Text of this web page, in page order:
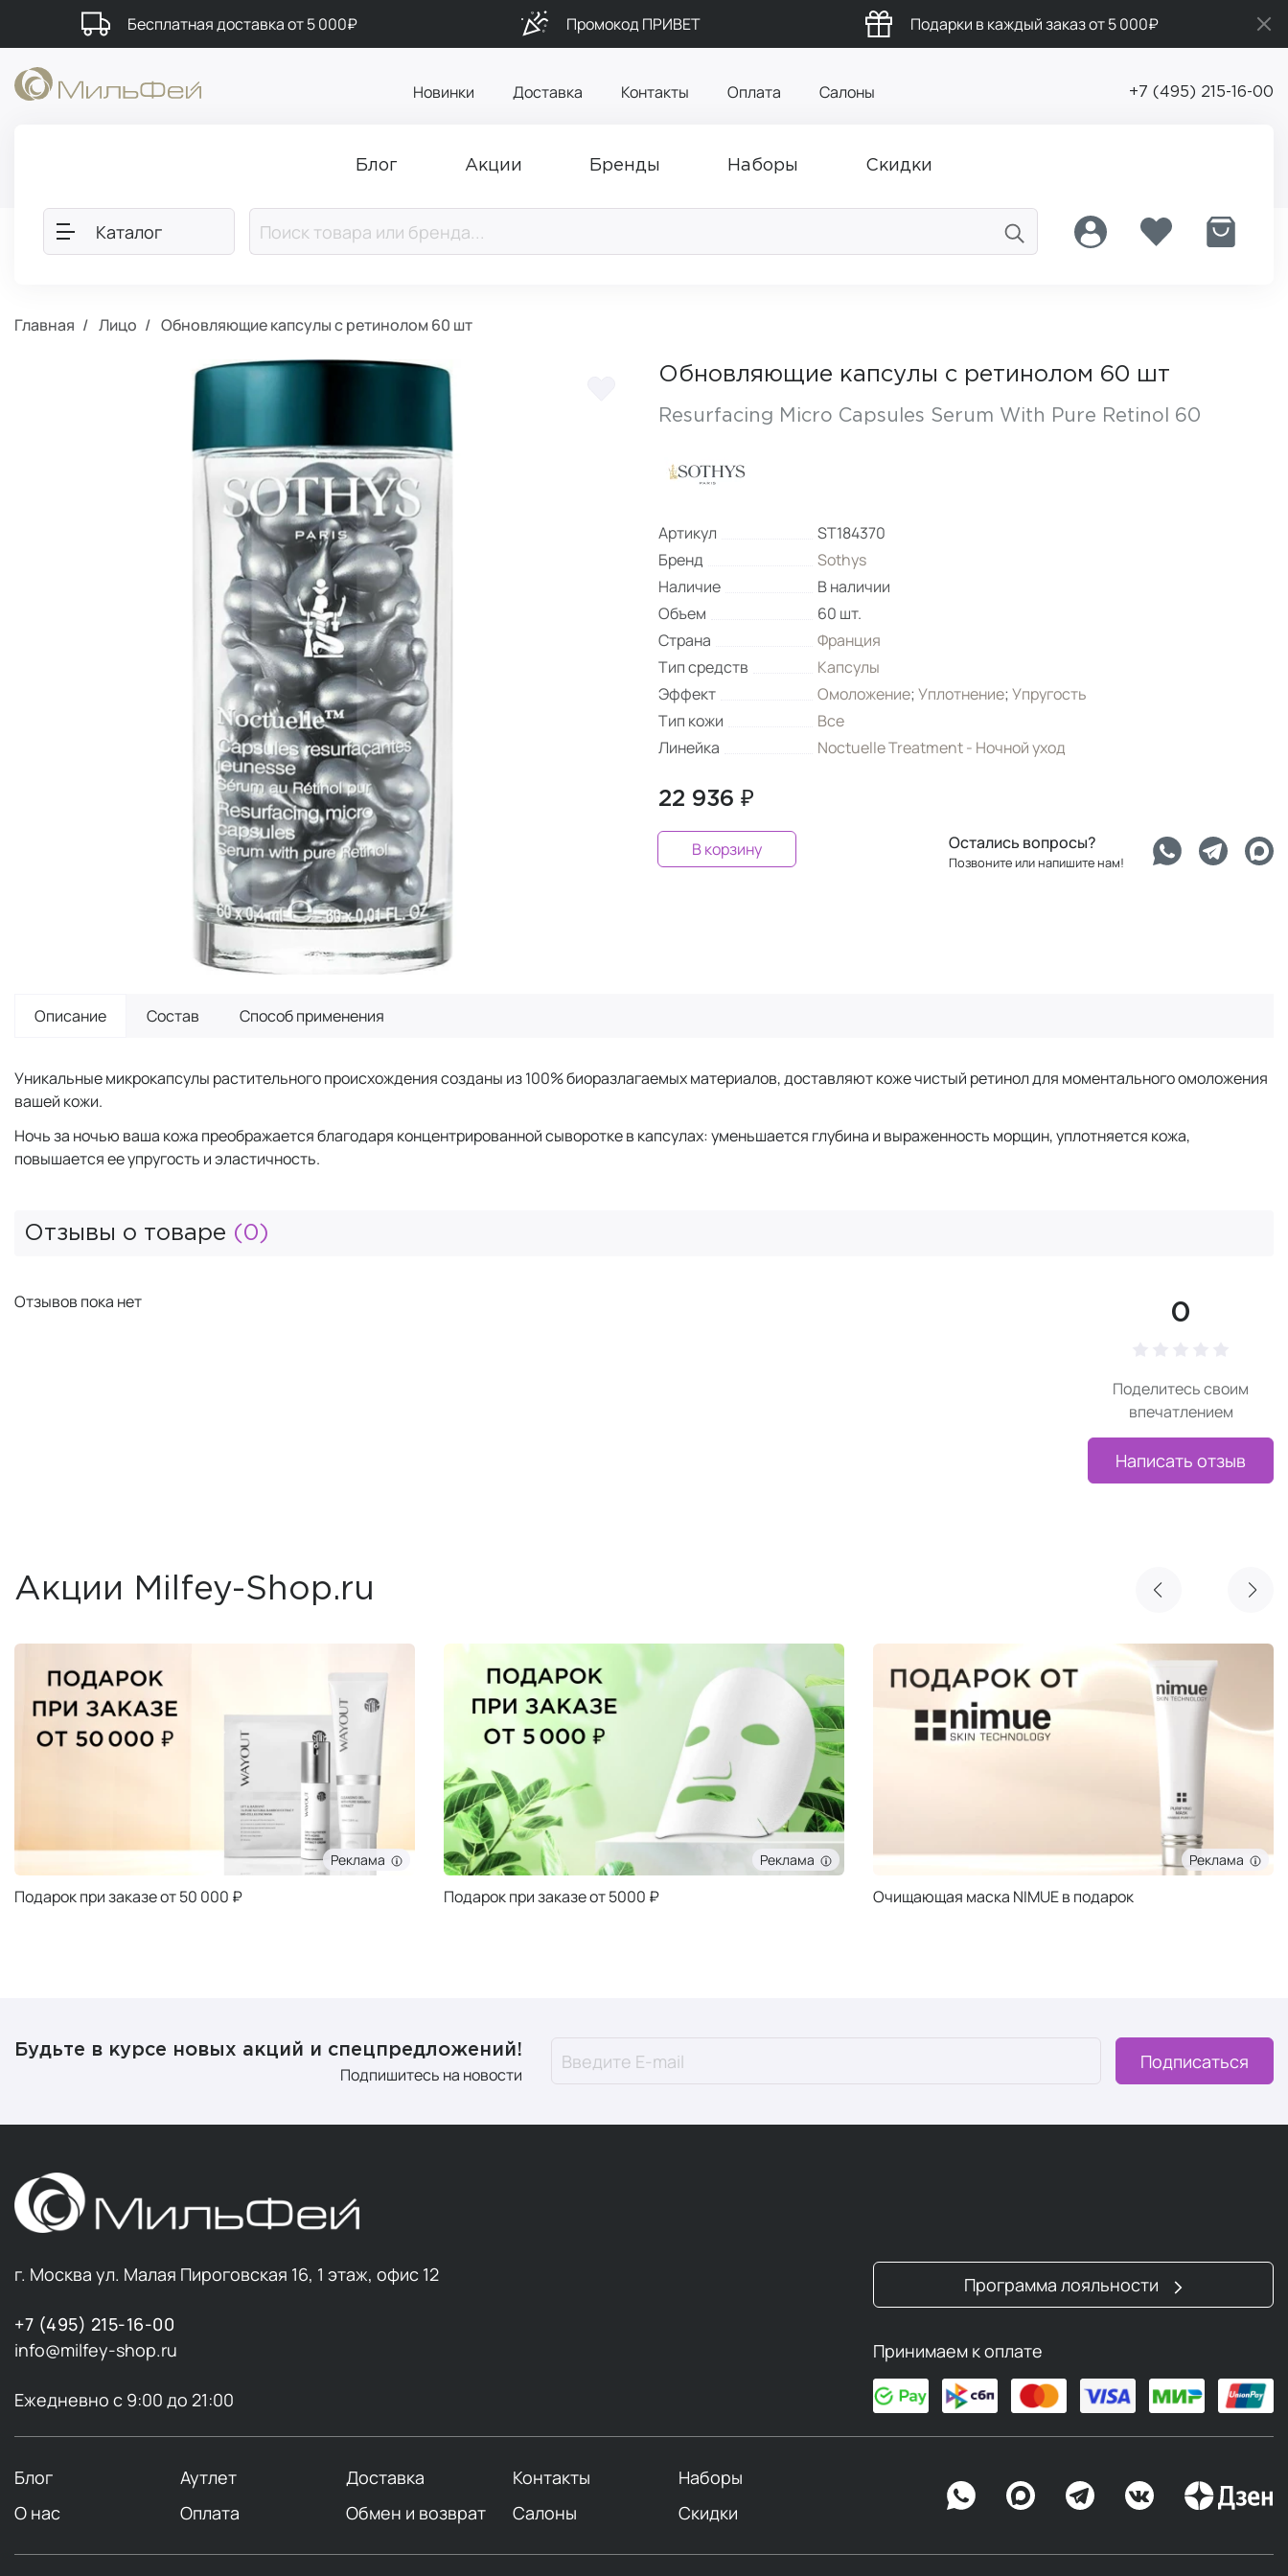
Бесплатная доставка от 5 000₽ Промокод ПРИВЕТ Подарки в каждый заказ от 5 000₽
Новинки Доставка Контакты Оплата Салоны +7 (495) 215-16-00
Блог Акции Бренды Наборы Скидки
Каталог
Главная Лицо Обновляющие капсулы с ретинолом 60 шт
Обновляющие капсулы с ретинолом 60 шт
Resurfacing Micro Capsules Serum With Pure Retinol 60
Артикул
ST184370
Бренд
Sothys
Наличие
В наличии
Объем
60 шт.
Страна
Франция
Тип средств
Капсулы
Эффект
Омоложение;Уплотнение;Упругость
Тип кожи
Все
Линейка
Noctuelle Treatment - Ночной уход
22 936 ₽
В корзину Остались вопросы?
Позвоните или напишите нам!
Описание Состав Способ применения
Уникальные микрокапсулы растительного происхождения созданы из 100% биоразлагаемых материалов, доставляют коже чистый ретинол для моментального омоложения
вашей кожи.
Ночь за ночью ваша кожа преображается благодаря концентрированной сыворотке в капсулах: уменьшается глубина и выраженность морщин, уплотняется кожа,
повышается ее упругость и эластичность.
Отзывы о товаре (0)
0
Поделитесь своим
впечатлением
Написать отзыв
Отзывов пока нет
Акции Milfey-Shop.ru
Реклама
Подарок при заказе от 50 000 ₽
Реклама
Подарок при заказе от 5000 ₽
Реклама
Очищающая маска NIMUE в подарок
Будьте в курсе новых акций и спецпредложений!
Подпишитесь на новости
Подписаться
г. Москва ул. Малая Пироговская 16, 1 этаж, офис 12
+7 (495) 215-16-00
info@milfey-shop.ru
Ежедневно с 9:00 до 21:00
Программа лояльности
Принимаем к оплате
Блог Аутлет Доставка Контакты
Наборы
О нас
Оплата Обмен и возврат Салоны Скидки